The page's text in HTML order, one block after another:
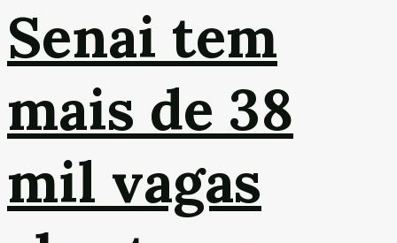
Senai tem
mais de 38
mil vagas